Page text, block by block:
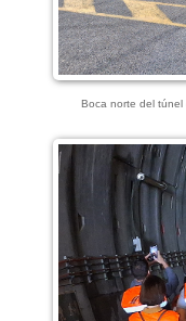
Boca norte del túnel